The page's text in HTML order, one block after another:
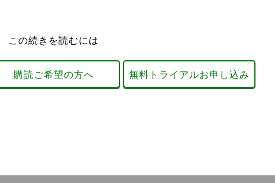
この続きを読むには
購読ご希望の方へ 無料トライアルお申し込み